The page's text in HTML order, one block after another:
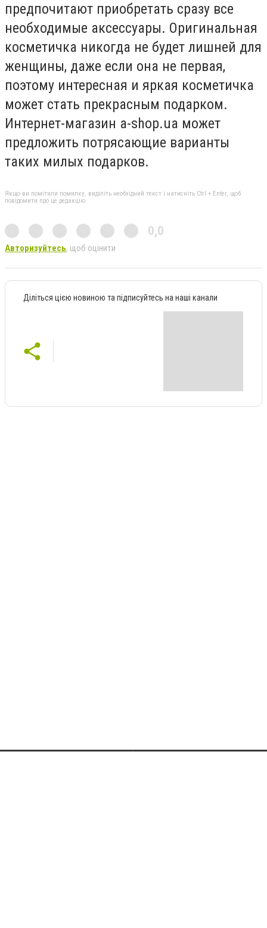
предпочитают приобретать сразу все
необходимые аксессуары. Оригинальная
косметичка никогда не будет лишней для
женщины, даже если она не первая,
поэтому интересная и яркая косметичка
может стать прекрасным подарком.
Интернет-магазин a-shop.ua может
предложить потрясающие варианты
таких милых подарков.
Якщо ви помітили помилку, виділіть необхідний текст і натисніть Ctrl + Enter, щоб
повідомити про це редакцію
0,0
Авторизуйтесь, щоб оцінити
Діліться цією новиною та підписуйтесь на наші канали